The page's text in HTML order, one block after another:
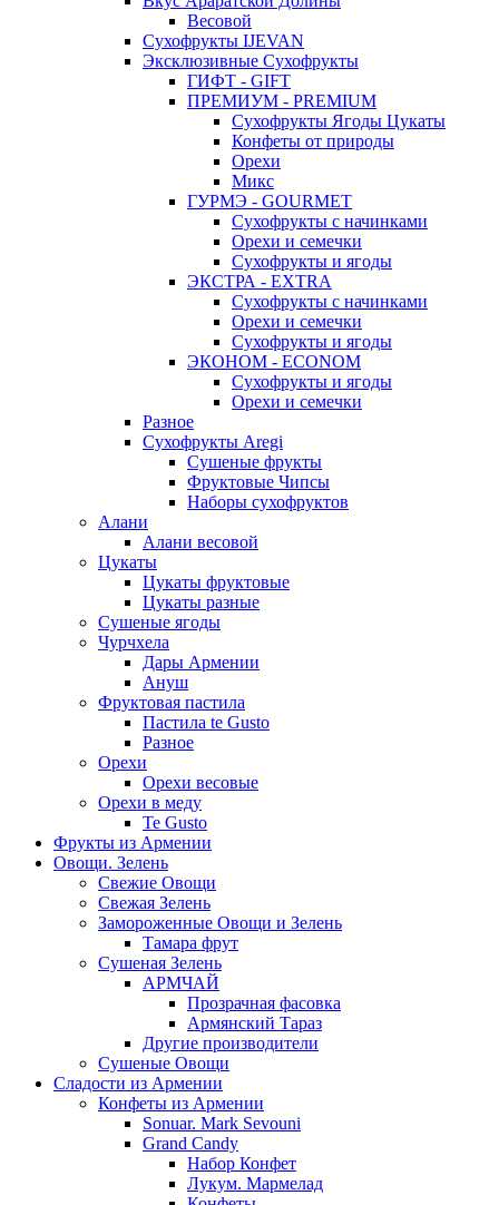
Весовой
Сухофрукты IJEVAN
Эксклюзивные Сухофрукты
ГИФТ - GIFT
ПРЕМИУМ - PREMIUM
Сухофрукты Ягоды Цукаты
Конфеты от природы
Орехи
Микс
ГУРМЭ - GOURMET
Сухофрукты с начинками
Орехи и семечки
Сухофрукты и ягоды
ЭКСТРА - EXTRA
Сухофрукты с начинками
Орехи и семечки
Сухофрукты и ягоды
ЭКОНОМ - ECONOM
Сухофрукты и ягоды
Орехи и семечки
Разное
Сухофрукты Aregi
Сушеные фрукты
Фруктовые Чипсы
Наборы сухофруктов
Алани
Алани весовой
Цукаты
Цукаты фруктовые
Цукаты разные
Сушеные ягоды
Чурчхела
Дары Армении
Ануш
Фруктовая пастила
Пастила te Gusto
Разное
Орехи
Орехи весовые
Орехи в меду
Te Gusto
Фрукты из Армении
Овощи. Зелень
Свежие Овощи
Свежая Зелень
Замороженные Овощи и Зелень
Тамара фрут
Сушеная Зелень
АРМЧАЙ
Прозрачная фасовка
Армянский Тараз
Другие производители
Сушеные Овощи
Сладости из Армении
Конфеты из Армении
Sonuar. Mark Sevouni
Grand Candy
Набор Конфет
Лукум. Мармелад